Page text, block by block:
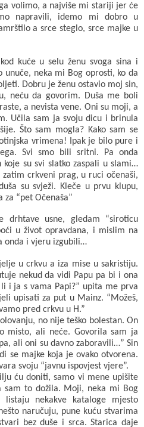
volimo, a najviše mi stariji jer će
napravili, idemo mi dobro u
a srce steglo, srce majke u
kuće u selu ženu svoga sina i
unuče, neka mi Bog oprosti, ko da
Dobru je ženu ostavio moj sin,
neću da govorim. Duša me boli
a nevista vene. Oni su moji, a
Učila sam ja svoju dicu i brinula
Što sam mogla? Kako sam se
vrimena! Ipak je bilo pure i
Svi smo bili sritni. Pa onda
su svi slatko zaspali u slami…
zatim crkveni prag, u ruci očenaši,
su svježi. Kleče u prvu klupu,
“pet Očenaša”
usne, gledam “siroticu
u život opravdana, i mislim na
onda i vjeru izgubili…
u crkvu a iza mise u sakristiju.
nekud da vidi Papu pa bi i ona
i ja s vama Papi?” upita me prva
upisati za put u Mainz. “Možeš,
pred crkvu u H.”
no nije teško bolestan. On
misto, ali neće. Govorila sam ja
ali oni su davno zaboravili…” Sin
se majke koja je ovako otvorena.
svoju “javnu ispovjest vjere”.
ću doniti, samo vi mene upišite
sam to dožila. Moji, neka mi Bog
nekakve kataloge mjesto
naručuju, pune kuću stvarima
bez duše i srca. Starica daje